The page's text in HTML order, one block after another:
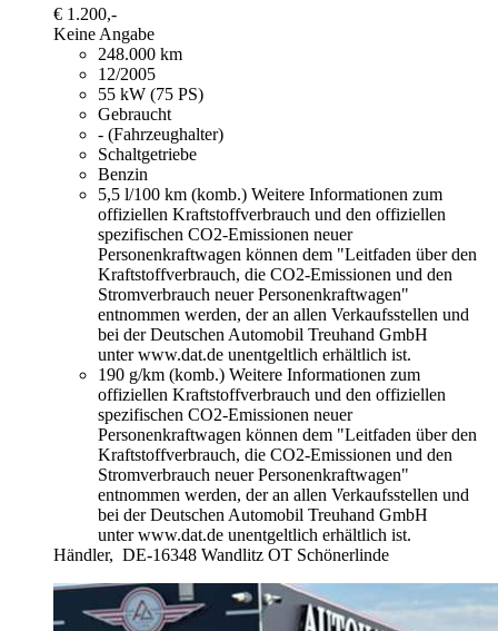
€ 1.200,-
Keine Angabe
248.000 km
12/2005
55 kW (75 PS)
Gebraucht
- (Fahrzeughalter)
Schaltgetriebe
Benzin
5,5 l/100 km (komb.) Weitere Informationen zum
offiziellen Kraftstoffverbrauch und den offiziellen
spezifischen CO2-Emissionen neuer
Personenkraftwagen können dem "Leitfaden über den
Kraftstoffverbrauch, die CO2-Emissionen und den
Stromverbrauch neuer Personenkraftwagen"
entnommen werden, der an allen Verkaufsstellen und
bei der Deutschen Automobil Treuhand GmbH
unter www.dat.de unentgeltlich erhältlich ist.
190 g/km (komb.) Weitere Informationen zum
offiziellen Kraftstoffverbrauch und den offiziellen
spezifischen CO2-Emissionen neuer
Personenkraftwagen können dem "Leitfaden über den
Kraftstoffverbrauch, die CO2-Emissionen und den
Stromverbrauch neuer Personenkraftwagen"
entnommen werden, der an allen Verkaufsstellen und
bei der Deutschen Automobil Treuhand GmbH
unter www.dat.de unentgeltlich erhältlich ist.
Händler, DE-16348 Wandlitz OT Schönerlinde